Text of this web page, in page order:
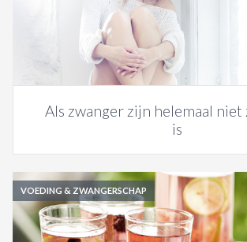
Als zwanger zijn helemaal niet
is
VOEDING & ZWANGERSCHAP